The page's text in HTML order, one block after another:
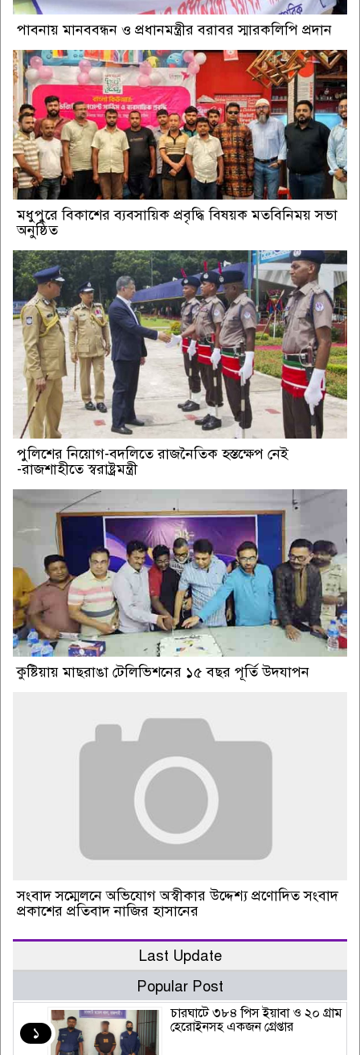
পাবনায় মানববন্ধন ও প্রধানমন্ত্রীর বরাবর স্মারকলিপি প্রদান
মধুপুরে বিকাশের ব্যবসায়িক প্রবৃদ্ধি বিষয়ক মতবিনিময় সভা
অনুষ্ঠিত
পুলিশের নিয়োগ-বদলিতে রাজনৈতিক হস্তক্ষেপ নেই
-রাজশাহীতে স্বরাষ্ট্রমন্ত্রী
কুষ্টিয়ায় মাছরাঙা টেলিভিশনের ১৫ বছর পূর্তি উদযাপন
সংবাদ সম্মেলনে অভিযোগ অস্বীকার উদ্দেশ্য প্রণোদিত সংবাদ
প্রকাশের প্রতিবাদ নাজির হাসানের
Last Update
Popular Post
১
চারঘাটে ৩৮৪ পিস ইয়াবা ও ২০ গ্রাম
হেরোইনসহ একজন গ্রেপ্তার